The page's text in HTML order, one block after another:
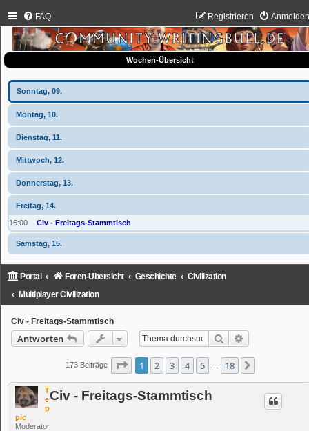
FAQ Registrieren
Wochen-Übersicht
Sonntag, 09.
Montag, 10.
Dienstag, 11.
Mittwoch, 12.
Donnerstag, 13.
Freitag, 14.
16:00 Civ - Freitags-Stammtisch
Samstag, 15.
Portal Foren-Übersicht Geschichte
Civilization
Multiplayer Civilization
Civ - Freitags-Stammtisch
Antworten Suche
173 Beiträge Seite 1von 18
1 2 3 4 5 18
T
e
p
pic
Moderator
Civ - Freitags-Stammtisch